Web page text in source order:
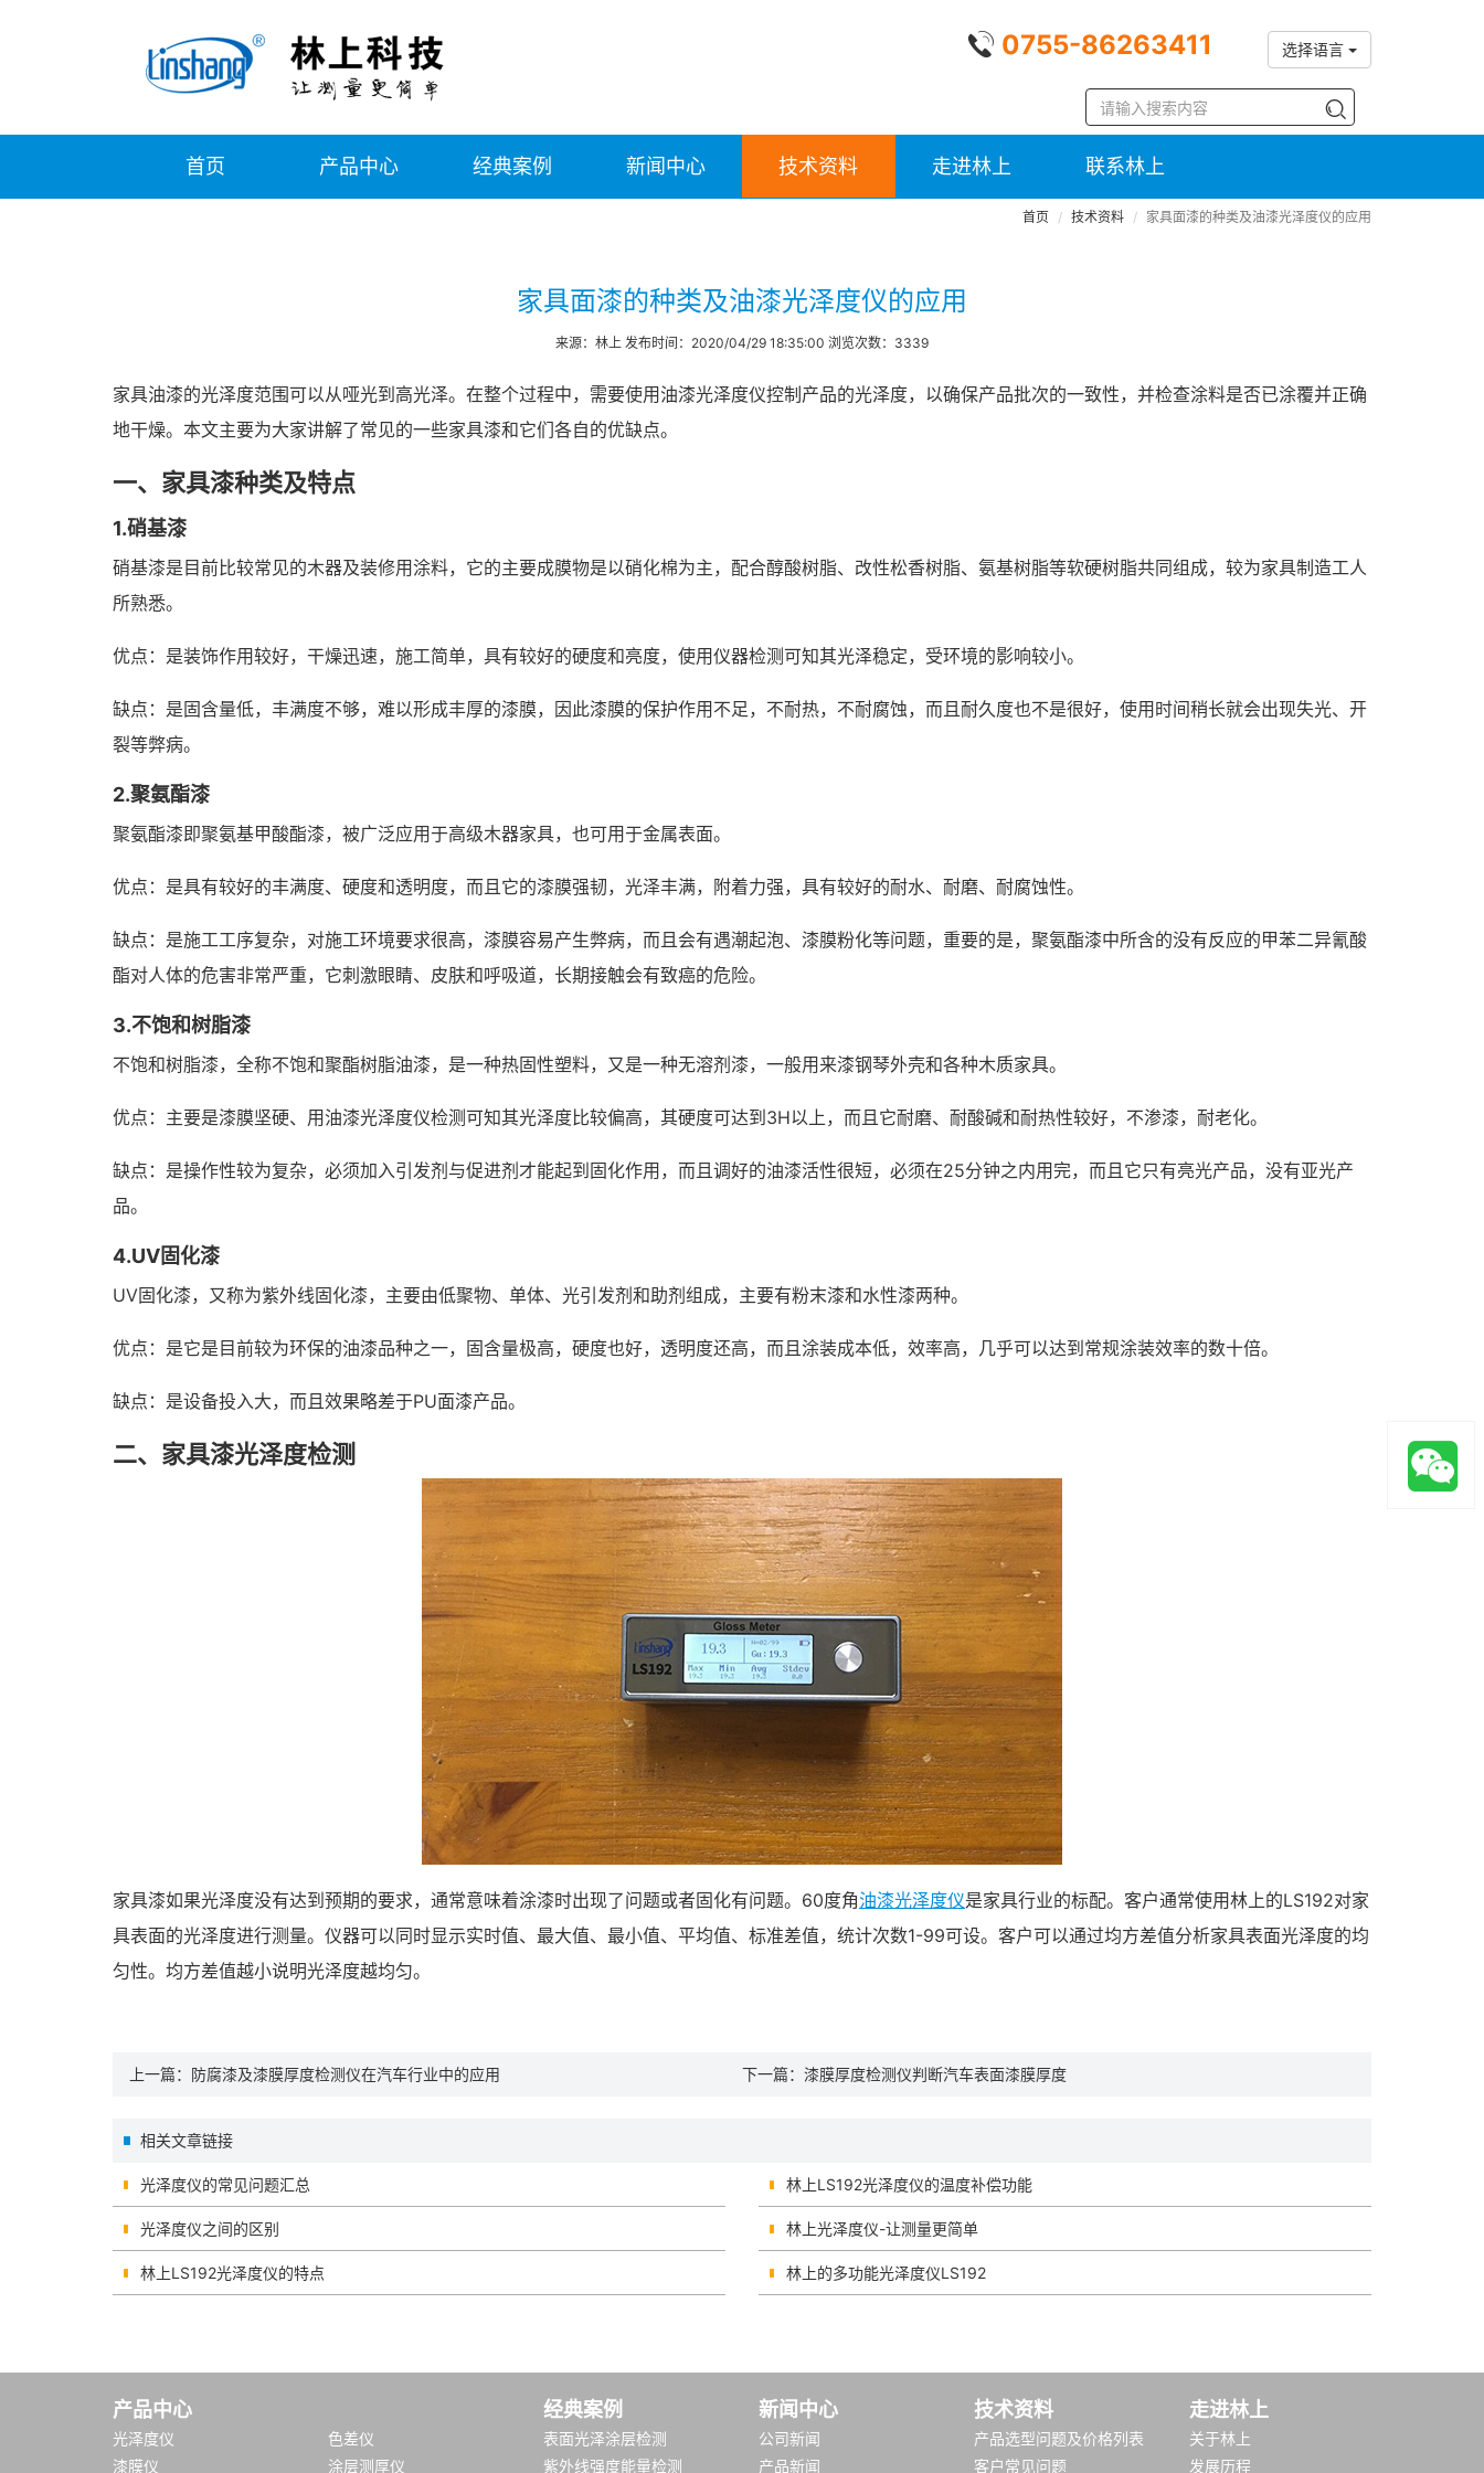
0755-86263411 选择语言
首页 产品中心 经典案例 新闻中心 技术资料 走进林上 联系林上
首页 技术资料 家具面漆的种类及油漆光泽度仪的应用
家具面漆的种类及油漆光泽度仪的应用
来源：林上 发布时间：2020/04/29 18:35:00 浏览次数：3339
家具油漆的光泽度范围可以从哑光到高光泽。在整个过程中，需要使用油漆光泽度仪控制产品的光泽度，以确保产品批次的一致性，并检查涂料是否已涂覆并正确
地干燥。本文主要为大家讲解了常见的一些家具漆和它们各自的优缺点。
一、家具漆种类及特点
1.硝基漆
硝基漆是目前比较常见的木器及装修用涂料，它的主要成膜物是以硝化棉为主，配合醇酸树脂、改性松香树脂、氨基树脂等软硬树脂共同组成，较为家具制造工人
所熟悉。
优点：是装饰作用较好，干燥迅速，施工简单，具有较好的硬度和亮度，使用仪器检测可知其光泽稳定，受环境的影响较小。
缺点：是固含量低，丰满度不够，难以形成丰厚的漆膜，因此漆膜的保护作用不足，不耐热，不耐腐蚀，而且耐久度也不是很好，使用时间稍长就会出现失光、开
裂等弊病。
2.聚氨酯漆
聚氨酯漆即聚氨基甲酸酯漆，被广泛应用于高级木器家具，也可用于金属表面。
优点：是具有较好的丰满度、硬度和透明度，而且它的漆膜强韧，光泽丰满，附着力强，具有较好的耐水、耐磨、耐腐蚀性。
缺点：是施工工序复杂，对施工环境要求很高，漆膜容易产生弊病，而且会有遇潮起泡、漆膜粉化等问题，重要的是，聚氨酯漆中所含的没有反应的甲苯二异氰酸
酯对人体的危害非常严重，它刺激眼睛、皮肤和呼吸道，长期接触会有致癌的危险。
3.不饱和树脂漆
不饱和树脂漆，全称不饱和聚酯树脂油漆，是一种热固性塑料，又是一种无溶剂漆，一般用来漆钢琴外壳和各种木质家具。
优点：主要是漆膜坚硬、用油漆光泽度仪检测可知其光泽度比较偏高，其硬度可达到3H以上，而且它耐磨、耐酸碱和耐热性较好，不渗漆，耐老化。
缺点：是操作性较为复杂，必须加入引发剂与促进剂才能起到固化作用，而且调好的油漆活性很短，必须在25分钟之内用完，而且它只有亮光产品，没有亚光产
品。
4.UV固化漆
UV固化漆，又称为紫外线固化漆，主要由低聚物、单体、光引发剂和助剂组成，主要有粉末漆和水性漆两种。
优点：是它是目前较为环保的油漆品种之一，固含量极高，硬度也好，透明度还高，而且涂装成本低，效率高，几乎可以达到常规涂装效率的数十倍。
缺点：是设备投入大，而且效果略差于PU面漆产品。
二、家具漆光泽度检测
家具漆如果光泽度没有达到预期的要求，通常意味着涂漆时出现了问题或者固化有问题。60度角油漆光泽度仪是家具行业的标配。客户通常使用林上的LS192对家
具表面的光泽度进行测量。仪器可以同时显示实时值、最大值、最小值、平均值、标准差值，统计次数1-99可设。客户可以通过均方差值分析家具表面光泽度的均
匀性。均方差值越小说明光泽度越均匀。
上一篇： 防腐漆及漆膜厚度检测仪在汽车行业中的应用 下一篇： 漆膜厚度检测仪判断汽车表面漆膜厚度
相关文章链接
光泽度仪的常见问题汇总 林上LS192光泽度仪的温度补偿功能
光泽度仪之间的区别 林上光泽度仪-让测量更简单
林上LS192光泽度仪的特点 林上的多功能光泽度仪LS192
产品中心
光泽度仪
色差仪
漆膜仪
涂层测厚仪
经典案例
表面光泽涂层检测
紫外线强度能量检测
新闻中心
公司新闻
产品新闻
技术资料
产品选型问题及价格列表
客户常见问题
走进林上
关于林上
发展历程